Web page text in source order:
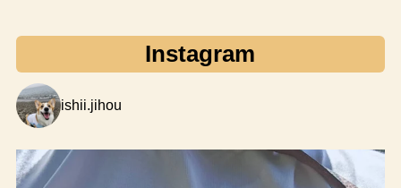
Instagram
ishii.jihou